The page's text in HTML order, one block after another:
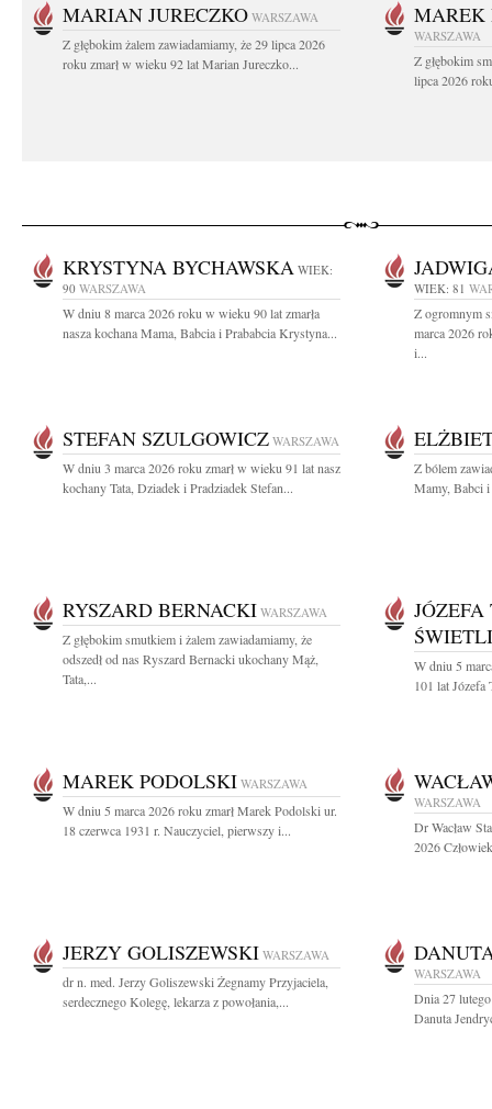
MARIAN JURECZKO WARSZAWA
Z głębokim żalem zawiadamiamy, że 29 lipca 2026
roku zmarł w wieku 92 lat Marian Jureczko...
MAREK
WARSZAWA
Z głębokim
lipca 2026
KRYSTYNA BYCHAWSKA WIEK:
90 WARSZAWA
W dniu 8 marca 2026 roku w wieku 90 lat zmarła
nasza kochana Mama, Babcia i Prababcia Krystyna...
WIEK: 81
Z ogromnym
marca 2026
i...
STEFAN SZULGOWICZ WARSZAWA
W dniu 3 marca 2026 roku zmarł w wieku 91 lat nasz
kochany Tata, Dziadek i Pradziadek Stefan...
Z bólem
Mamy, Babci
RYSZARD BERNACKI WARSZAWA
Z głębokim smutkiem i żalem zawiadamiamy, że
odszedł od nas Ryszard Bernacki ukochany Mąż,
Tata,...
JÓZEFA
W dniu 5
101 lat Józefa
MAREK PODOLSKI WARSZAWA
W dniu 5 marca 2026 roku zmarł Marek Podolski ur.
18 czerwca 1931 r. Nauczyciel, pierwszy i...
WARSZAWA
Dr Wacław
2026
JERZY GOLISZEWSKI WARSZAWA
dr n. med. Jerzy Goliszewski Żegnamy Przyjaciela,
serdecznego Kolegę, lekarza z powołania,...
WARSZAWA
Dnia 27
Danuta